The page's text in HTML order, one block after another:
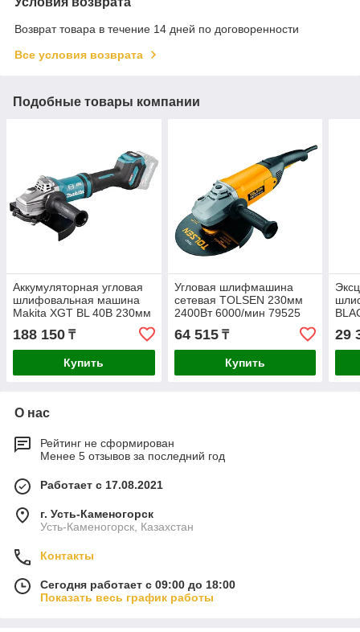
Возврат товара в течение 14 дней по договоренности
Все условия возврата
Подобные товары компании
Аккумуляторная угловая
шлифовальная машина
Makita XGT BL 40В 230мм
188 150 ₸
Купить
Угловая шлифмашина
сетевая TOLSEN 230мм
2400Вт 6000/мин 79525
64 515₸
Купить
29
О нас
Рейтинг не сформирован
Менее 5 отзывов за последний год
Работает с 17.08.2021
г. Усть-Каменогорск
Усть-Каменогорск, Казахстан
Контакты
Сегодня работает с 09:00 до 18:00
Показать весь график работы